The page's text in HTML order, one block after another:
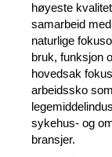
høyeste
samarbeid
naturlige
bruk, funksjon
hovedsak
arbeidssko
sykehus- og
bransjer.